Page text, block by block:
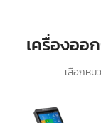
เลือกห
เครื่องออ